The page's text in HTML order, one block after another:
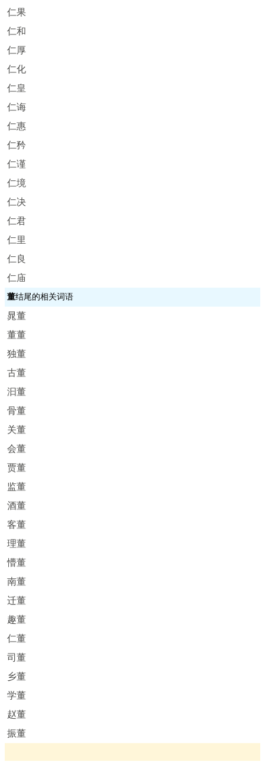
仁果
仁和
仁厚
仁化
仁皇
仁诲
仁惠
仁矜
仁谨
仁境
仁决
仁君
仁里
仁良
仁庙
董结尾的相关词语
晁董
董董
独董
古董
汩董
骨董
关董
会董
贾董
监董
酒董
客董
理董
懵董
南董
迁董
趣董
仁董
司董
乡董
学董
赵董
振董